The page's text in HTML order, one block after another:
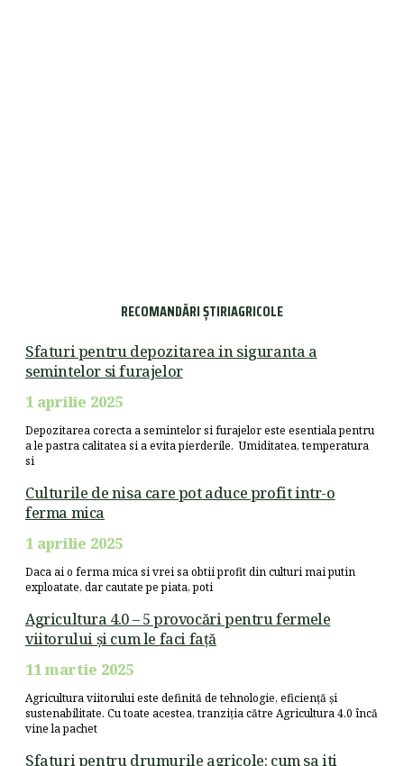
RECOMANDĂRI ȘTIRIAGRICOLE
Sfaturi pentru depozitarea in siguranta a
semintelor si furajelor
1 aprilie 2025
Depozitarea corecta a semintelor si furajelor este esentiala pentru
a le pastra calitatea si a evita pierderile. Umiditatea, temperatura
si
Culturile de nisa care pot aduce profit intr-o
ferma mica
1 aprilie 2025
Daca ai o ferma mica si vrei sa obtii profit din culturi mai putin
exploatate, dar cautate pe piata, poti
Agricultura 4.0 – 5 provocări pentru fermele
viitorului și cum le faci față
11 martie 2025
Agricultura viitorului este definită de tehnologie, eficiență și
sustenabilitate. Cu toate acestea, tranziția către Agricultura 4.0 încă
vine la pachet
Sfaturi pentru drumurile agricole: cum sa iti